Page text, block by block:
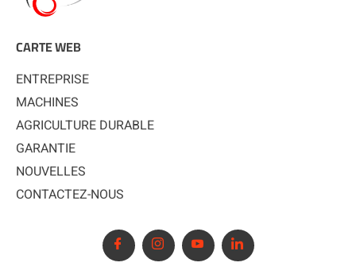
CARTE WEB
ENTREPRISE
MACHINES
AGRICULTURE DURABLE
GARANTIE
NOUVELLES
CONTACTEZ-NOUS